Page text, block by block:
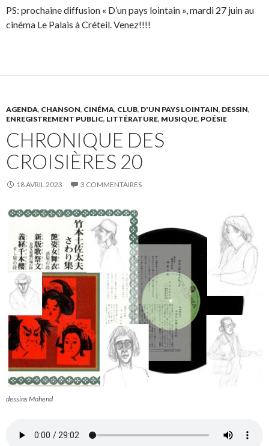
PS: prochaine diffusion « D’un pays lointain », mardi 27 juin au
cinéma Le Palais à Créteil. Venez!!!!
AGENDA, CHANSON, CINÉMA, CLUB, D'UN PAYS LOINTAIN, DESSIN,
ENREGISTREMENT PUBLIC, LITTÉRATURE, MUSIQUE, POÉSIE
CHRONIQUE DES
CROISIÈRES 20
18 AVRIL 2023 3 COMMENTAIRES
dessins Mohend